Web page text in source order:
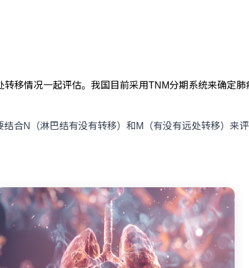
情况一起评估。我国目前采用TNM分期系统来确定肺
N（淋巴结有没有转移）和M（有没有远处转移）来评